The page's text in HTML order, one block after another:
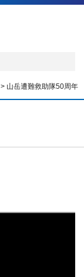
> 山岳遭難救助隊50周年